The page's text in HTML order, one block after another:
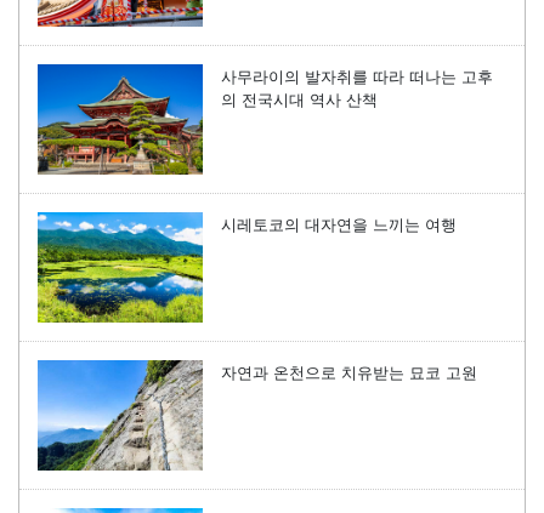
사무라이의 발자취를 따라 떠나는 고후
의 전국시대 역사 산책
시레토코의 대자연을 느끼는 여행
자연과 온천으로 치유받는 묘코 고원